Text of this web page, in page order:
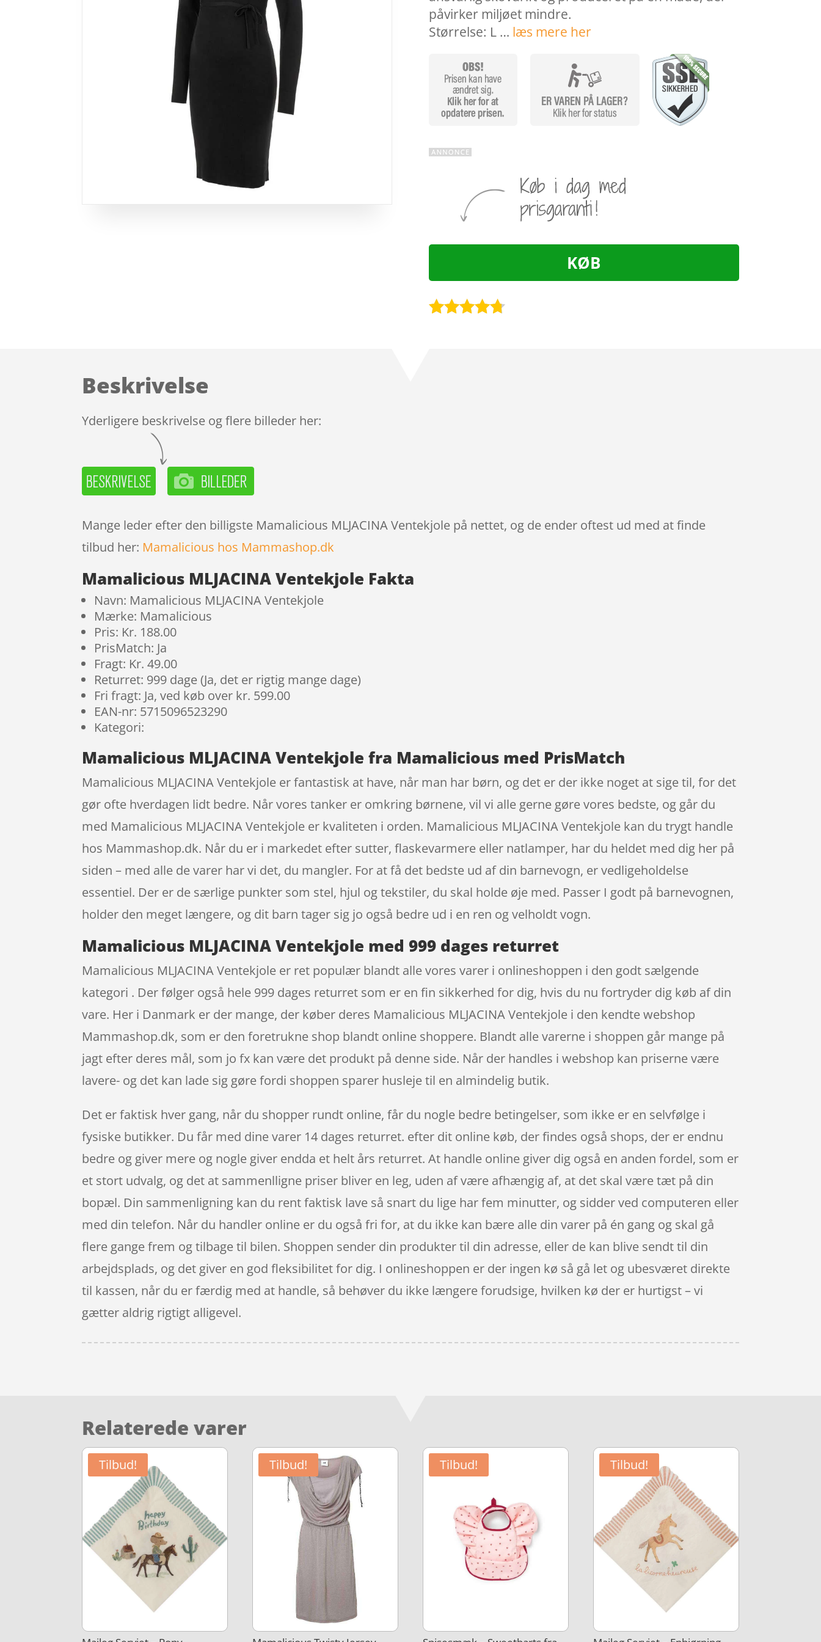
påvirker miljøet mindre.
Størrelse: L … læs mere her
KØB
Beskrivelse
Yderligere beskrivelse og flere billeder her:
Mange leder efter den billigste Mamalicious MLJACINA Ventekjole på nettet, og de ender oftest ud med at finde
tilbud her: Mamalicious hos Mammashop.dk
Mamalicious MLJACINA Ventekjole Fakta
Navn: Mamalicious MLJACINA Ventekjole
Mærke: Mamalicious
Pris: Kr. 188.00
PrisMatch: Ja
Fragt: Kr. 49.00
Returret: 999 dage (Ja, det er rigtig mange dage)
Fri fragt: Ja, ved køb over kr. 599.00
EAN-nr: 5715096523290
Kategori:
Mamalicious MLJACINA Ventekjole fra Mamalicious med PrisMatch
Mamalicious MLJACINA Ventekjole er fantastisk at have, når man har børn, og det er der ikke noget at sige til, for det
gør ofte hverdagen lidt bedre. Når vores tanker er omkring børnene, vil vi alle gerne gøre vores bedste, og går du
med Mamalicious MLJACINA Ventekjole er kvaliteten i orden. Mamalicious MLJACINA Ventekjole kan du trygt handle
hos Mammashop.dk. Når du er i markedet efter sutter, flaskevarmere eller natlamper, har du heldet med dig her på
siden – med alle de varer har vi det, du mangler. For at få det bedste ud af din barnevogn, er vedligeholdelse
essentiel. Der er de særlige punkter som stel, hjul og tekstiler, du skal holde øje med. Passer I godt på barnevognen,
holder den meget længere, og dit barn tager sig jo også bedre ud i en ren og velholdt vogn.
Mamalicious MLJACINA Ventekjole med 999 dages returret
Mamalicious MLJACINA Ventekjole er ret populær blandt alle vores varer i onlineshoppen i den godt sælgende
kategori . Der følger også hele 999 dages returret som er en fin sikkerhed for dig, hvis du nu fortryder dig køb af din
vare. Her i Danmark er der mange, der køber deres Mamalicious MLJACINA Ventekjole i den kendte webshop
Mammashop.dk, som er den foretrukne shop blandt online shoppere. Blandt alle varerne i shoppen går mange på
jagt efter deres mål, som jo fx kan være det produkt på denne side. Når der handles i webshop kan priserne være
lavere- og det kan lade sig gøre fordi shoppen sparer husleje til en almindelig butik.
Det er faktisk hver gang, når du shopper rundt online, får du nogle bedre betingelser, som ikke er en selvfølge i
fysiske butikker. Du får med dine varer 14 dages returret. efter dit online køb, der findes også shops, der er endnu
bedre og giver mere og nogle giver endda et helt års returret. At handle online giver dig også en anden fordel, som er
et stort udvalg, og det at sammenlligne priser bliver en leg, uden af være afhængig af, at det skal være tæt på din
bopæl. Din sammenligning kan du rent faktisk lave så snart du lige har fem minutter, og sidder ved computeren eller
med din telefon. Når du handler online er du også fri for, at du ikke kan bære alle din varer på én gang og skal gå
flere gange frem og tilbage til bilen. Shoppen sender din produkter til din adresse, eller de kan blive sendt til din
arbejdsplads, og det giver en god fleksibilitet for dig. I onlineshoppen er der ingen kø så gå let og ubesværet direkte
til kassen, når du er færdig med at handle, så behøver du ikke længere forudsige, hvilken kø der er hurtigst – vi
gætter aldrig rigtigt alligevel.
Relaterede varer
Tilbud! Tilbud! Tilbud! Tilbud!